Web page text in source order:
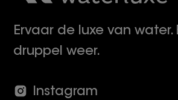
Ervaar de luxe van water.
druppel weer.
Instagram